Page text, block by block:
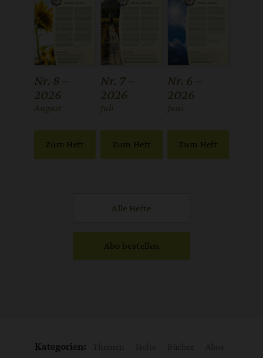
Nr. 8 –
2026
:
August
Zum Heft
Nr. 7 –
2026
:
Juli
Zum Heft
Nr. 6 –
2026
:
Juni
Zum Heft
Alle Hefte
Abo bestellen
Kategorien: